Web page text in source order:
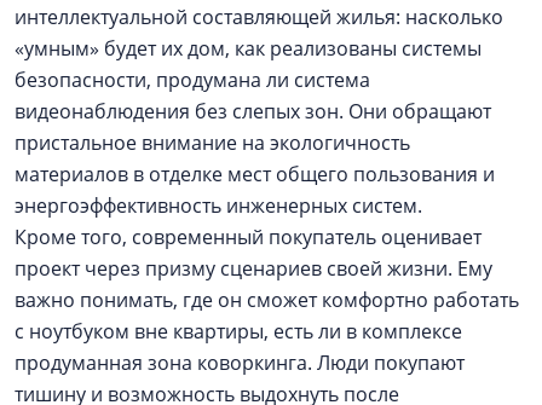
интеллектуальной составляющей жилья: насколько
«умным» будет их дом, как реализованы системы
безопасности, продумана ли система
видеонаблюдения без слепых зон. Они обращают
пристальное внимание на экологичность
материалов в отделке мест общего пользования и
энергоэффективность инженерных систем.
Кроме того, современный покупатель оценивает
проект через призму сценариев своей жизни. Ему
важно понимать, где он сможет комфортно работать
с ноутбуком вне квартиры, есть ли в комплексе
продуманная зона коворкинга. Люди покупают
тишину и возможность выдохнуть после